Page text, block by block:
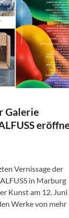
Galerie
Vernissage der
in Marburg
Kunst am 12. Juni
Werke von mehr